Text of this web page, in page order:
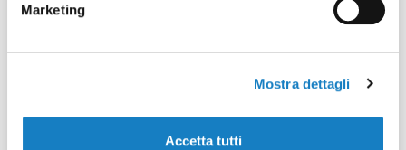
Marketing
Mostra dettagli
Accetta tutti
292027
croce per B.160/180/